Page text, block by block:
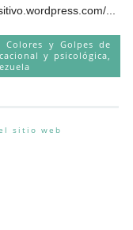
...
Colores y Golpes de
y psicológica
sitio web